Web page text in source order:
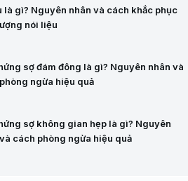
là gì? Nguyên nhân và cách khắc phục
nói liệu
sợ đám đông là gì? Nguyên nhân và
ngừa hiệu quả
sợ không gian hẹp là gì? Nguyên
cách phòng ngừa hiệu quả